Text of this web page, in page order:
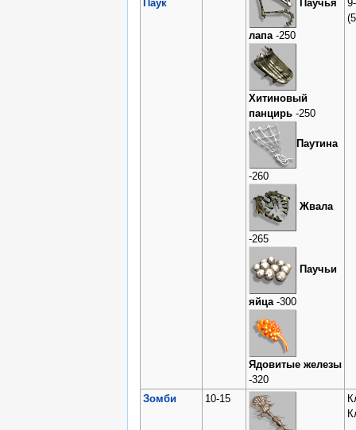
Паук
Паучья
лапа-250
Хитиновый
панцирь-250
Паутина
-260
Жвала
-265
Паучьи
яйца-300
Ядовитые железы
-320
Зомби 10-15